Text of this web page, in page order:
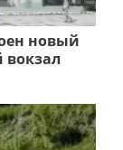
новый